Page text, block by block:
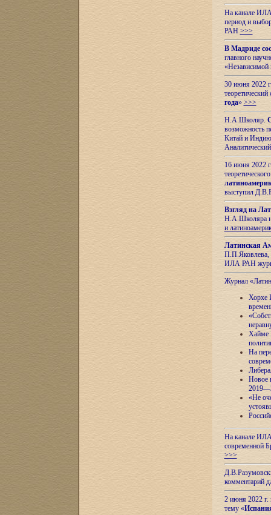
На канале
период и
РАН >>>
В Мадриде
главного
«Независимой
30 июня 2022
года» >>>
Н.А.Школяр.
возможность
Китай и
16 июня 2022
выступил
Взгляд на
Н.А.Школяра
и
Латинская
П.П.Яковлева,
ИЛА РАН
Журнал
Хорхе
Хайме
На
Новое
«Не
На канале ИЛА
современной
>>>
комментарий
2 июня 2022 г.
тему «